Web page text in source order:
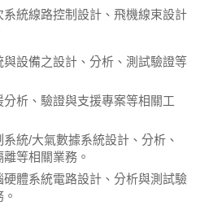
系統線路控制設計、飛機線束設計
與設備之設計、分析、測試驗證等
分析、驗證與支援專案等相關工
統/大氣數據系統設計、分析、
等相關業務。
硬體系統電路設計、分析與測試驗